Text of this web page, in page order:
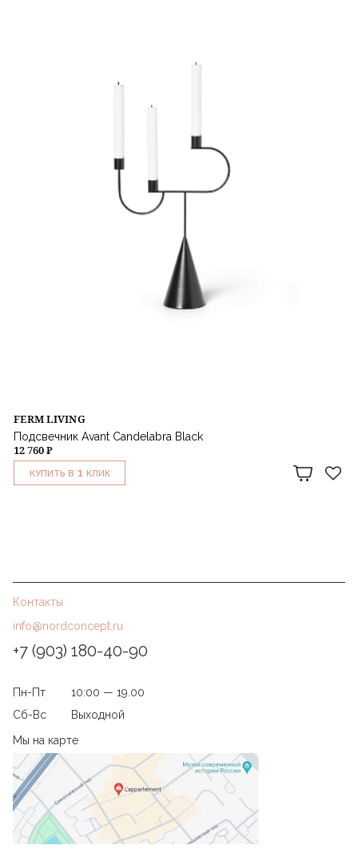
FERM LIVING
Подсвечник Avant Candelabra Black
12 760 ₽
КУПИТЬ В 1 КЛИК
Контакты
info@nordconcept.ru
+7 (903) 180-40-90
Пн-Пт
10:00 — 19.00
Сб-Вс
Выходной
Мы на карте